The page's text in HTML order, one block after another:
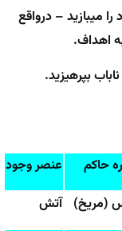
میبازید – درواقع
اهداف.
بپرهیزید.
حاکم
عنصر وجود
(مریخ) آتش